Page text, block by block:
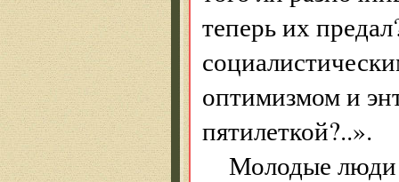
теперь их
оптимизмом и
пятилеткой?..».
Молодые люди